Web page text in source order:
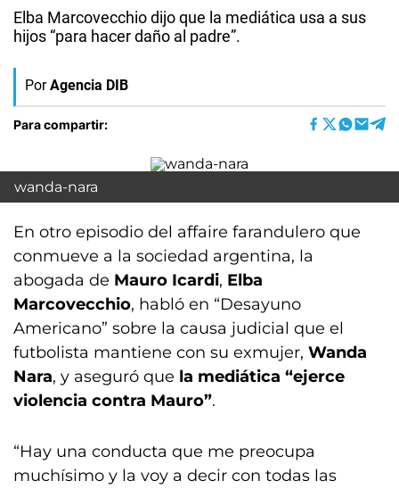
Elba Marcovecchio dijo que la mediática usa a sus
hijos “para hacer daño al padre”.
Por Agencia DIB
Para compartir:
wanda-nara
En otro episodio del affaire farandulero que
conmueve a la sociedad argentina, la
abogada de Mauro Icardi, Elba
Marcovecchio, habló en “Desayuno
Americano” sobre la causa judicial que el
futbolista mantiene con su exmujer, Wanda
Nara, y aseguró que la mediática “ejerce
violencia contra Mauro”.
“Hay una conducta que me preocupa
muchísimo y la voy a decir con todas las